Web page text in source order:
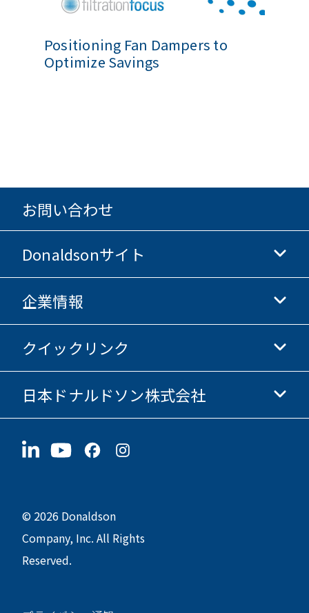
Positioning Fan Dampers to
Optimize Savings
お問い合わせ
Donaldsonサイト
Donaldsonライフサイエンス
Donaldsonオンラインストア
企業情報
企業情報
倫理・コンプライアンス
採用情報
クイックリンク
投資家情報
サプライヤー情報
サステナビリティ
日本ドナルドソン株式会社
〒190-0022
© 2026 Donaldson
Company, Inc. All Rights
Reserved.